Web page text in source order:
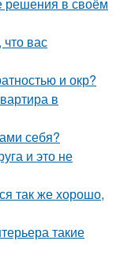
вас
и окр?
в
себя?
и это не
так же хорошо,
такие